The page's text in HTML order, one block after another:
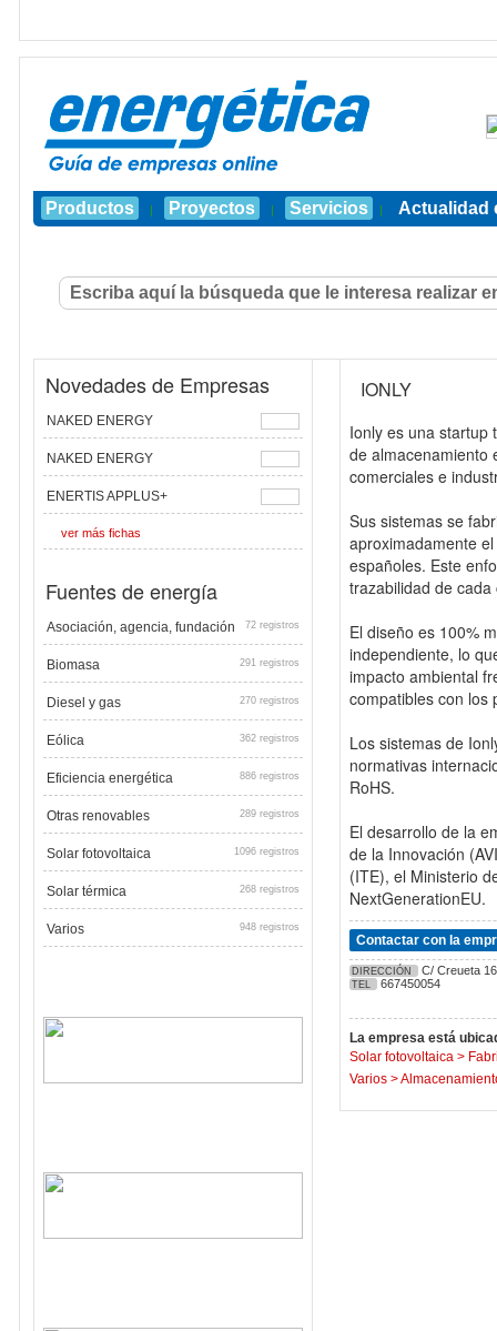
Productos | Proyectos | Servicios | Actualidad
Novedades de Empresas
NAKED ENERGY
NAKED ENERGY
ENERTIS APPLUS+
ver más fichas
Fuentes de energía
Asociación, agencia, fundación 72 registros
Biomasa 291 registros
Diesel y gas 270 registros
Eólica 362 registros
Eficiencia energética 886 registros
Otras renovables 289 registros
Solar fotovoltaica 1096 registros
Solar térmica 268 registros
Varios 948 registros
IONLY
Ionly es una startup
de almacenamiento
comerciales e
Sus sistemas se
aproximadamente
españoles. Este
trazabilidad de
El diseño es 100%
independiente, lo
impacto ambiental
compatibles con los
Los sistemas de
normativas
RoHS.
El desarrollo de la
de la Innovación
(ITE), el Ministerio
NextGenerationEU.
Contactar con la
DIRECCIÓN C/ Creueta
TEL 667450054
La empresa está
Solar fotovoltaica >
Varios >